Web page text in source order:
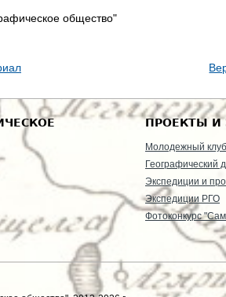
общество"
ПРОЕКТЫ И
Молодежный клуб
Географический
Экспедиции и
Экспедиции РГО
Фотоконкурс